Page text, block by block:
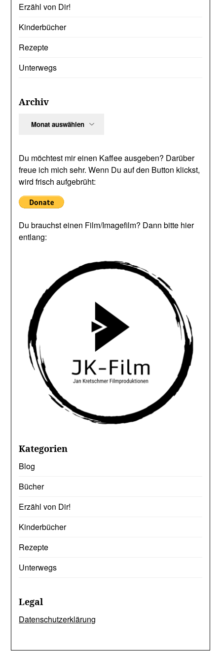
Erzähl von Dir!
Kinderbücher
Rezepte
Unterwegs
Archiv
Du möchtest mir einen Kaffee ausgeben? Darüber
freue ich mich sehr. Wenn Du auf den Button klickst,
wird frisch aufgebrüht:
Du brauchst einen Film/Imagefilm? Dann bitte hier
entlang:
Kategorien
Blog
Bücher
Erzähl von Dir!
Kinderbücher
Rezepte
Unterwegs
Legal
Datenschutzerklärung